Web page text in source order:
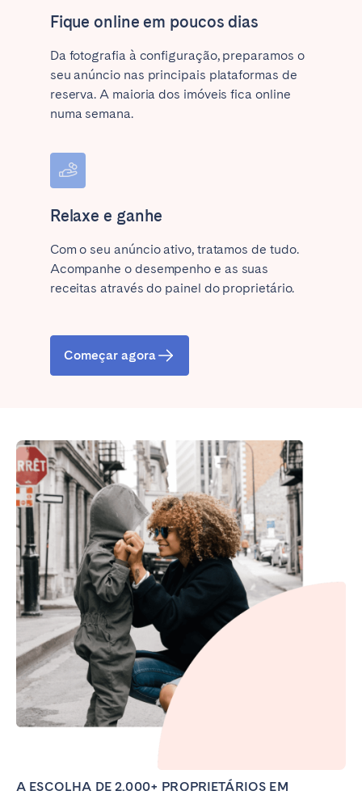
Fique online em poucos dias
Da fotografia à configuração, preparamos o
seu anúncio nas principais plataformas de
reserva. A maioria dos imóveis fica online
numa semana.
Relaxe e ganhe
Com o seu anúncio ativo, tratamos de tudo.
Acompanhe o desempenho e as suas
receitas através do painel do proprietário.
Começar agora
A ESCOLHA DE 2.000+ PROPRIETÁRIOS EM